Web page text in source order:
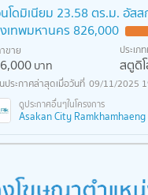
โดมิเนียม 23.58 ตร.ม. อัส
เทพมหานคร 826,000
ขาย
บาท
ประเภ
สตูดิ
09/11/2025
Asakan City